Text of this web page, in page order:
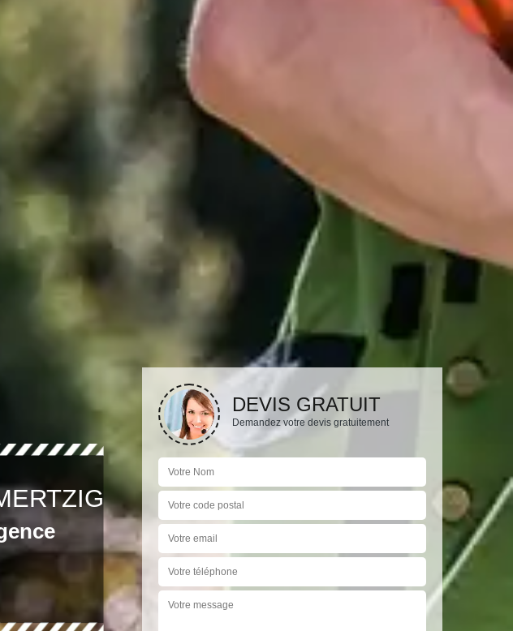
DEVIS GRATUIT
Demandez votre devis gratuitement